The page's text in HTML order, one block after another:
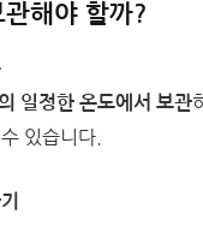
해야 할까?
일정한 온도에서 보관
있습니다.